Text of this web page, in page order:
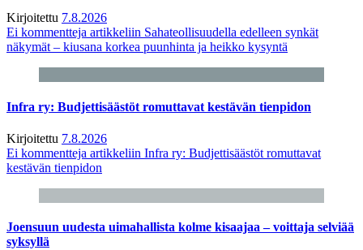
Kirjoitettu 7.8.2026
Ei kommentteja artikkeliin Sahateollisuudella edelleen synkät
näkymät – kiusana korkea puunhinta ja heikko kysyntä
Infra ry: Budjettisäästöt romuttavat kestävän tienpidon
Kirjoitettu 7.8.2026
Ei kommentteja artikkeliin Infra ry: Budjettisäästöt romuttavat
kestävän tienpidon
Joensuun uudesta uimahallista kolme kisaajaa – voittaja selviää
syksyllä